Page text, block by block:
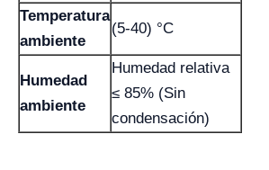
Temperatura
ambiente
(5-40) °C
Humedad
ambiente
Humedad relativa
≤ 85% (Sin
condensación)